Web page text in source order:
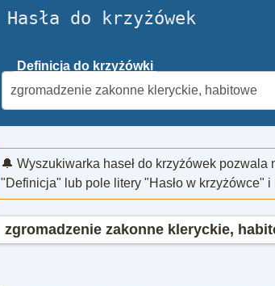
Hasła do krzyżówek
Definicja do krzyżówki
🔔 Wyszukiwarka haseł do krzyżówek
"Definicja" lub pole litery "Hasło w krzyżówce"
zgromadzenie zakonne kleryckie,